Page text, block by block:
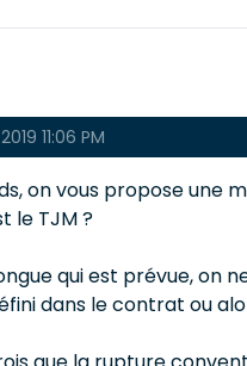
11:06 PM
on vous propose une
le TJM ?
qui est prévue, on
dans le contrat ou